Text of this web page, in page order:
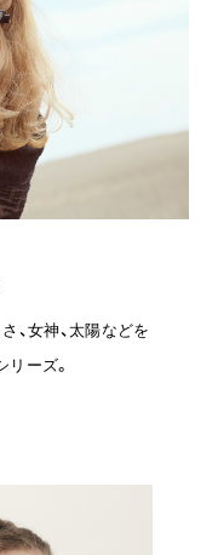
、女神、太陽などを
ーズ。